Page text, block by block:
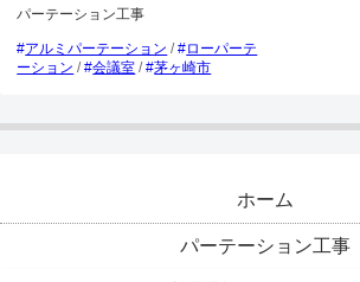
パーテーション工事
アルミパーテーション /
ローパーテ
ーション / 会議室 / 茅ヶ崎市
ホーム
パーテーション工事